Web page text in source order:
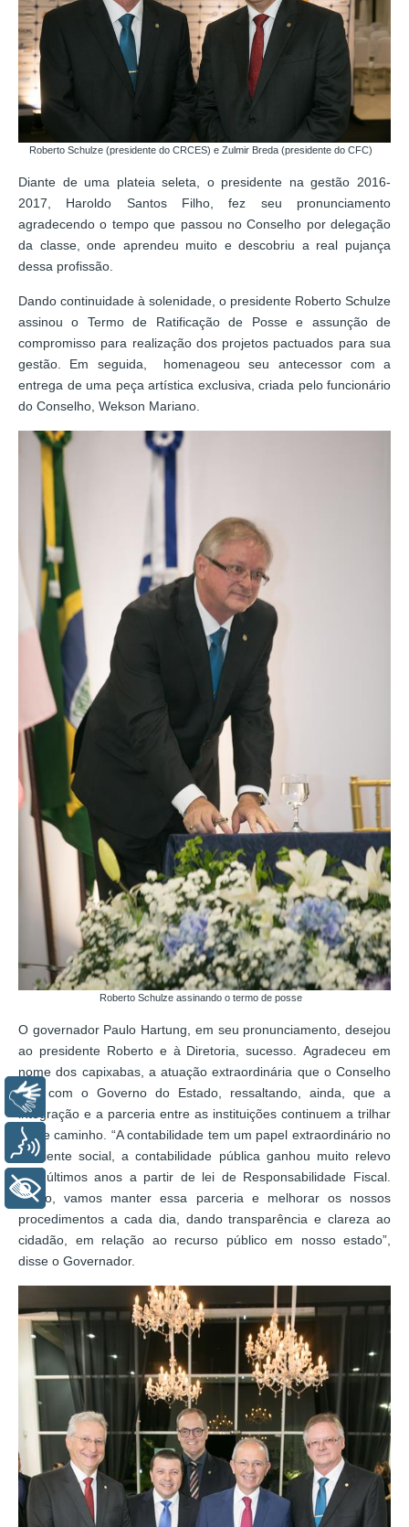
Roberto Schulze (presidente do CRCES) e Zulmir Breda (presidente do CFC)
Diante de uma plateia seleta, o presidente na gestão 2016-
2017, Haroldo Santos Filho, fez seu pronunciamento
agradecendo o tempo que passou no Conselho por delegação
da classe, onde aprendeu muito e descobriu a real pujança
dessa profissão.
Dando continuidade à solenidade, o presidente Roberto Schulze
assinou o Termo de Ratificação de Posse e assunção de
compromisso para realização dos projetos pactuados para sua
gestão. Em seguida, homenageou seu antecessor com a
entrega de uma peça artística exclusiva, criada pelo funcionário
do Conselho, Wekson Mariano.
Roberto Schulze assinando o termo de posse
O governador Paulo Hartung, em seu pronunciamento, desejou
ao presidente Roberto e à Diretoria, sucesso. Agradeceu em
nome dos capixabas, a atuação extraordinária que o Conselho
tem com o Governo do Estado, ressaltando, ainda, que a
integração e a parceria entre as instituições continuem a trilhar
neste caminho. “A contabilidade tem um papel extraordinário no
ambiente social, a contabilidade pública ganhou muito relevo
nos últimos anos a partir de lei de Responsabilidade Fiscal.
Então, vamos manter essa parceria e melhorar os nossos
procedimentos a cada dia, dando transparência e clareza ao
cidadão, em relação ao recurso público em nosso estado”,
disse o Governador.
Libras
Voz
+ Acessibilidade